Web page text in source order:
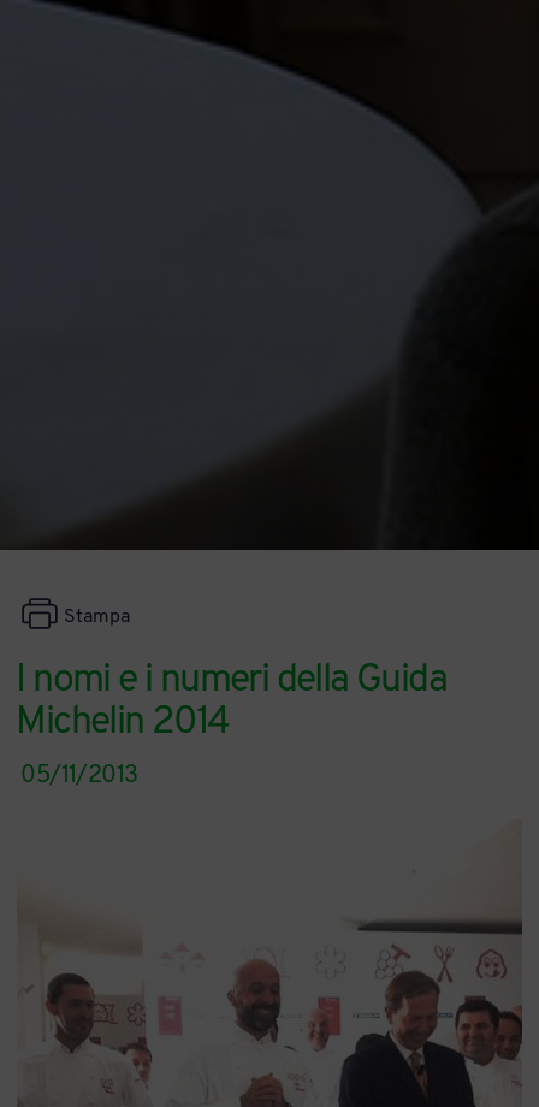
I nomi e i numeri della Guida
Michelin 2014
Stampa
05/11/2013